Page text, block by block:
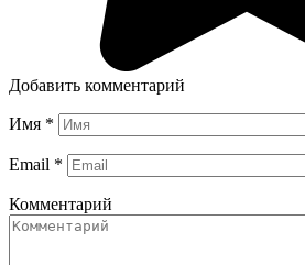
Добавить комментарий
Имя *
Email *
Комментарий